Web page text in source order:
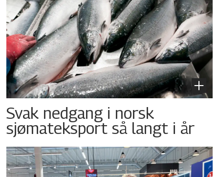
Svak nedgang i norsk
sjømateksport så langt i år